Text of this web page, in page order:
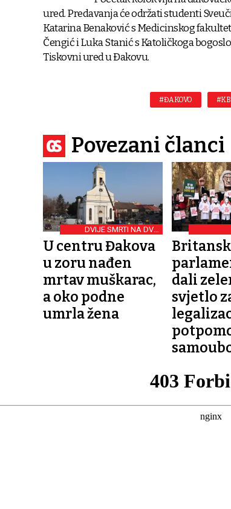
ured. Predavanja će održati studenti
Katarina Benaković s Medicinskog
Čengić i Luka Stanić s Katoličkoga
Tiskovni ured u Đakovu.
#ĐAKOVO
Povezani članci
DVIJE SMRTI NA DVA
KRAJA KORZA
U centru Đakova
u zoru nađen
mrtav muškarac,
a oko podne
umrla žena
dali
svjetlo